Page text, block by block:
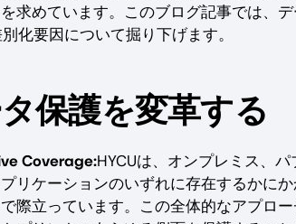
求めています。このブログ記事では、
化要因について掘り下げます。
保護を変革する
Coverage:HYCUは、オンプレミス、
リケーションのいずれに存在するかに
際立っています。この全体的なアプロ